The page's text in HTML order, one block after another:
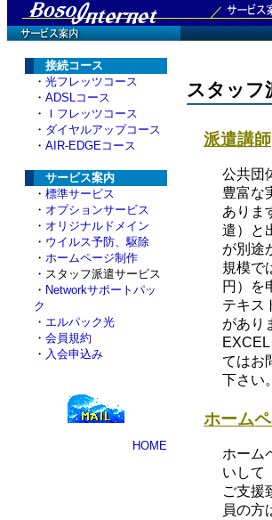
接続コース
・ 光フレッツコース
・ ADSLコース
・
Ｉフレッツコース
・ ダイヤルアップコース
・ AIR-EDGEコース
サービス案内
・ 標準サービス
・ オプションサービス
・ オリジナルドメイン
・ ウイルス予防、駆除
・ ホームページ制作
・スタッフ派遣サービス
・ Networkサポートパッ
ク
・ エルパック光
・ 会員規約
・ 入会申込み
HOME
スタッフ
派遣講師
公共団
豊富な
ありま
遣）と
が別途
規模で
円）を
テキス
があり
てはお
下さい
ホーム
ホーム
いして
ご支援
員の方